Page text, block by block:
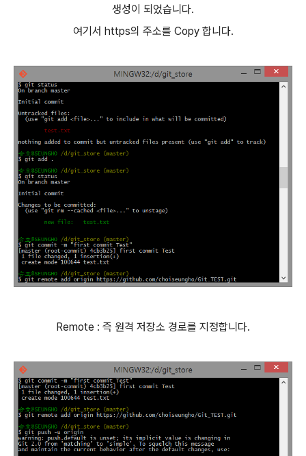
생성이 되었습니다.
여기서 https의 주소를 Copy 합니다.
Remote : 즉 원격 저장소 경로를 지정합니다.